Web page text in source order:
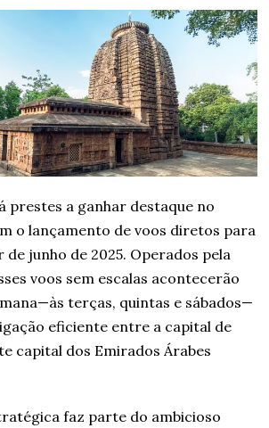
prestes a ganhar destaque no
o lançamento de voos diretos para
de junho de 2025. Operados pela
voos sem escalas acontecerão
terças, quintas e sábados—
eficiente entre a capital de
capital dos Emirados Árabes
faz parte do ambicioso